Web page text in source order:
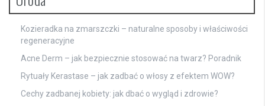
Kozieradka na zmarszczki – naturalne sposoby i właściwości
regeneracyjne
Acne Derm – jak bezpiecznie stosować na twarz? Poradnik
Rytuały Kerastase – jak zadbać o włosy z efektem WOW?
Cechy zadbanej kobiety: jak dbać o wygląd i zdrowie?